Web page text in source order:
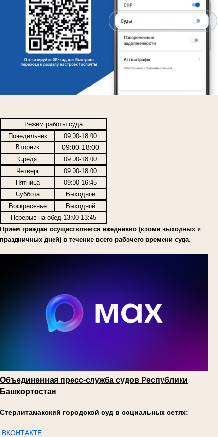
Режим работы суда
Понедельник
09:00-18:00
Вторник
09:00-18:00
Среда
09:00-18:00
Четверг
09:00-18:00
Пятница
09:00-16:45
Суббота
Выходной
Воскресенье
Выходной
Перерыв на обед 13:00-13:45
Прием граждан осуществляется ежедневно (кроме выходных и
праздничных дней) в течение всего рабочего времени суда.
Объединенная пресс-служба судов Республики
Башкортостан
Стерлитамакский городской суд в социальных сетях:
ВКОНТАКТЕ